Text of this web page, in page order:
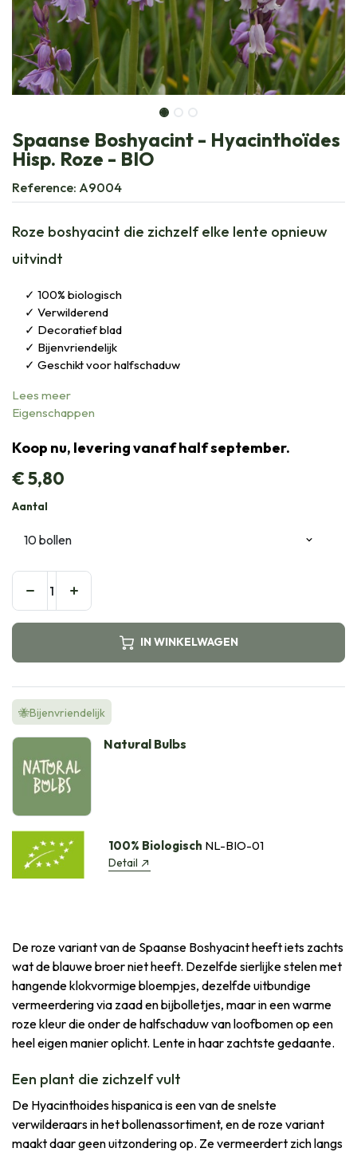
Spaanse Boshyacint - Hyacinthoïdes
Hisp. Roze - BIO
Reference: A9004
Roze boshyacint die zichzelf elke lente opnieuw
uitvindt
100% biologisch
Verwilderend
Decoratief blad
Bijenvriendelijk
Geschikt voor halfschaduw
Lees meer
Eigenschappen
Koop nu, levering vanaf half september.
€5,80
Aantal
IN WINKELWAGEN
🐝Bijenvriendelijk
Natural Bulbs
100% Biologisch NL-BIO-01
Detail
De roze variant van de Spaanse Boshyacint heeft iets zachts
wat de blauwe broer niet heeft. Dezelfde sierlijke stelen met
hangende klokvormige bloempjes, dezelfde uitbundige
vermeerdering via zaad en bijbolletjes, maar in een warme
roze kleur die onder de halfschaduw van loofbomen op een
heel eigen manier oplicht. Lente in haar zachtste gedaante.
Een plant die zichzelf vult
De Hyacinthoides hispanica is een van de snelste
verwilderaars in het bollenassortiment, en de roze variant
maakt daar geen uitzondering op. Ze vermeerdert zich langs